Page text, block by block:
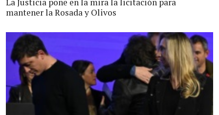
mantener la Rosada y Olivos